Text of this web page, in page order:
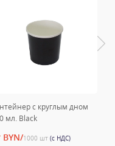
с круглым дном
мл. Black
BYN/1000 шт (с НДС)